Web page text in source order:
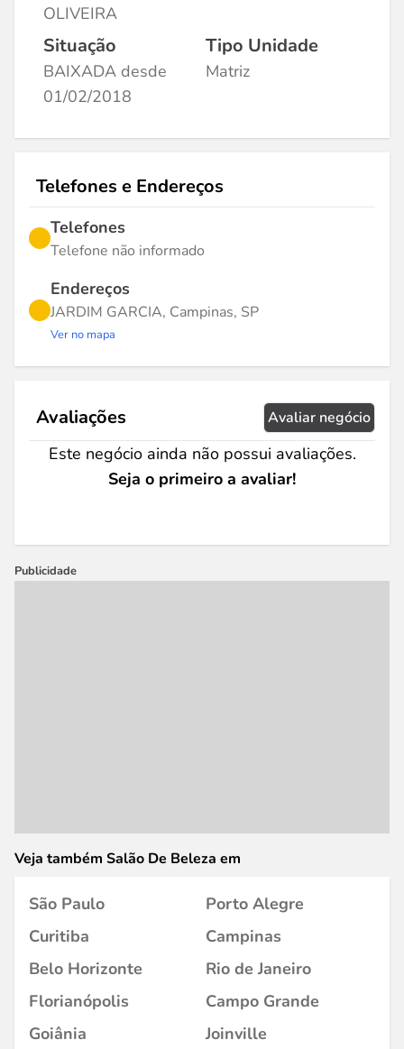
OLIVEIRA
Situação
BAIXADA desde
01/02/2018
Tipo Unidade
Matriz
Telefones e Endereços
Telefones
Telefone não informado
Endereços
JARDIM GARCIA, Campinas, SP
Ver no mapa
Avaliações Avaliar negócio
Este negócio ainda não possui avaliações.
Seja o primeiro a avaliar!
Publicidade
Veja também Salão De Beleza em
São Paulo
Porto Alegre
Curitiba
Campinas
Belo Horizonte
Rio de Janeiro
Florianópolis
Campo Grande
Goiânia
Joinville